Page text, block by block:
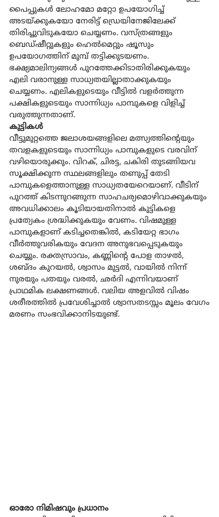
പൈപ്പുകൾ ലോഹമോ മറ്റോ ഉപയോഗിച്ച്
അടയ്ക്കുകയോ നേരിട്ട് ഡ്രെയിനേജിലേക്ക്
തിരിച്ചുവിടുകയോ ചെയ്യണം. വസ്ത്രങ്ങളും
ബെഡ്ഷീറ്റുകളും ഹെൽമെറ്റും ഷൂസും
ഉപയോഗത്തിന് മുമ്പ് തട്ടിക്കുടയണം.
ഭക്ഷ്യമാലിന്യങ്ങൾ പുറത്തേക്കിടാതിരിക്കുകയും
എലി വരാനുള്ള സാധ്യതയില്ലാതാക്കുകയും
ചെയ്യണം. എലികളുടെയും വീട്ടിൽ വളർത്തുന്ന
പക്ഷികളുടെയും സാന്നിധ്യം പാമ്പുകളെ വിളിച്ച്
വരുത്തുന്നതാണ്.
കുട്ടികൾ
വീട്ടുമുറ്റത്തെ ജലാശയങ്ങളിലെ മത്സ്യത്തിന്റെയും
തവളകളുടെയും സാന്നിധ്യം പാമ്പുകളുടെ വരവിന്
വഴിയൊരുക്കും. വിറക്, ചിരട്ട, ചകിരി തുടങ്ങിയവ
സൂക്ഷിക്കുന്ന സ്ഥലങ്ങളിലും തണുപ്പ് തേടി
പാമ്പുകളെത്താനുള്ള സാധ്യതയേറെയാണ്. വീടിന്
പുറത്ത് കിടന്നുറങ്ങുന്ന സാഹചര്യമൊഴിവാക്കുകയും
അവധിക്കാലം കൂടിയായതിനാൽ കുട്ടികളെ
പ്രത്യേകം ശ്രദ്ധിക്കുകയും വേണം. വിഷമുള്ള
പാമ്പുകളാണ് കടിച്ചതെങ്കിൽ, കടിയേറ്റ ഭാഗം
വീർത്തുവരികയും വേദന അനുഭവപ്പെടുകയും
ചെയ്യും. രക്തസ്രാവം, കണ്ണിന്റെ പോള താഴൽ,
ശബ്ദം കുറയൽ, ശ്വാസം മുട്ടൽ, വായിൽ നിന്ന്
നുരയും പതയും വരൽ, ഛർദി എന്നിവയാണ്
പ്രാഥമിക ലക്ഷണങ്ങൾ. വലിയ അളവിൽ വിഷം
ശരീരത്തിൽ പ്രവേശിച്ചാൽ ശ്വാസതടസ്സം മൂലം വേഗം
മരണം സംഭവിക്കാനിടയുണ്ട്.
ഓരോ നിമിഷവും പ്രധാനം